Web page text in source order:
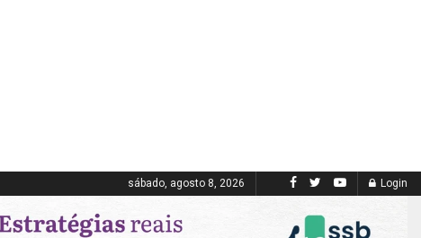
sábado, agosto 8, 2026 Login